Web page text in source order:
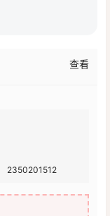
查看
2350201512